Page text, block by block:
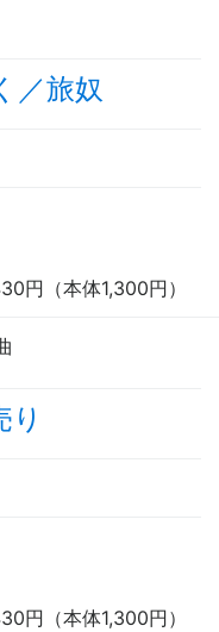
／旅奴
円（本体1,300円）
り
円（本体1,300円）